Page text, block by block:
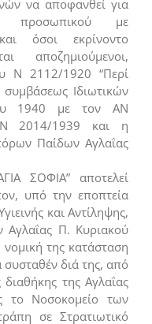
να αποφανθεί για
προσωπικού με
όσοι εκρίνοντο
αποζημιούμενοι,
Ν 2112/1920 “Περί
συμβάσεως Ιδιωτικών
1940 με τον ΑΝ
2014/1939 και η
Παίδων Αγλαΐας
ΣΟΦΙΑ” αποτελεί
υπό την εποπτεία
και Αντίληψης,
Π. Κυριακού
της κατάσταση
συσταθέν διά της, από
της Αγλαΐας
το Νοσοκομείο των
σε Στρατιωτικό